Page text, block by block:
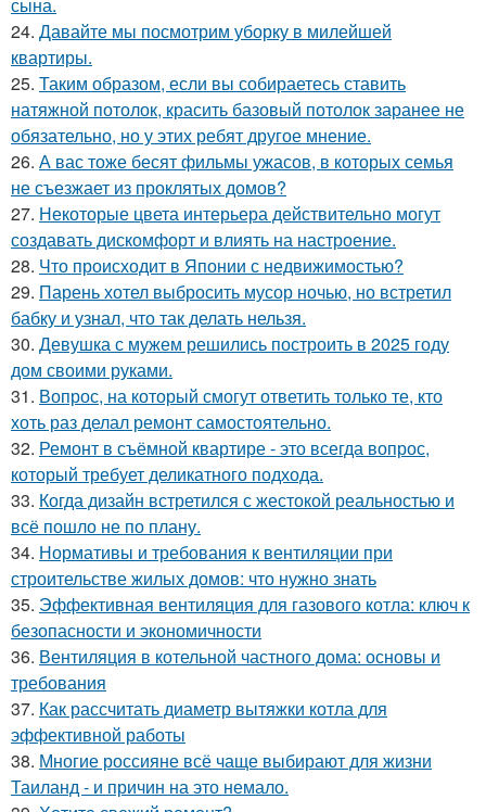
24. Давайте мы посмотрим уборку в милейшей
квартиры.
25. Таким образом, если вы собираетесь ставить
натяжной потолок, красить базовый потолок заранее не
обязательно, но у этих ребят другое мнение.
26. А вас тоже бесят фильмы ужасов, в которых семья
не съезжает из проклятых домов?
27. Некоторые цвета интерьера действительно могут
создавать дискомфорт и влиять на настроение.
28. Что происходит в Японии с недвижимостью?
29. Парень хотел выбросить мусор ночью, но встретил
бабку и узнал, что так делать нельзя.
30. Девушка с мужем решились построить в 2025 году
дом своими руками.
31. Вопрос, на который смогут ответить только те, кто
хоть раз делал ремонт самостоятельно.
32. Ремонт в съёмной квартире - это всегда вопрос,
который требует деликатного подхода.
33. Когда дизайн встретился с жестокой реальностью и
всё пошло не по плану.
34. Нормативы и требования к вентиляции при
строительстве жилых домов: что нужно знать
35. Эффективная вентиляция для газового котла: ключ к
безопасности и экономичности
36. Вентиляция в котельной частного дома: основы и
требования
37. Как рассчитать диаметр вытяжки котла для
эффективной работы
38. Многие россияне всё чаще выбирают для жизни
Таиланд - и причин на это немало.